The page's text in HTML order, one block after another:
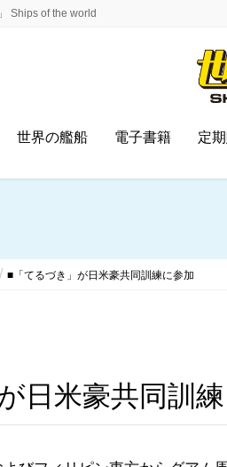
Ships of the world
世界の艦船 電子書籍 定
■「てるづき」が日米豪共同訓練に参加
が日米豪共同訓